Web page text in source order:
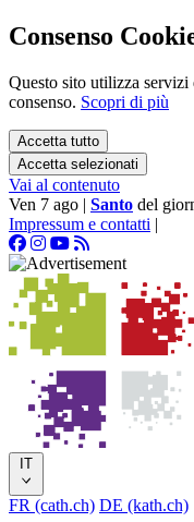
Consenso
Questo sito utilizza
consenso. Scopri di più
Accetta tutto
Accetta selezionati
Vai al contenuto
Ven 7 ago | Santo del
Impressum e contatti |
IT
FR (cath.ch) DE (kath.ch)